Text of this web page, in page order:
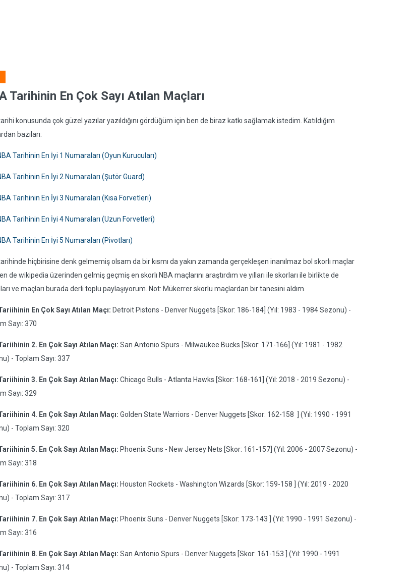
Tarihinin En Çok Sayı Atılan Maçları
konusunda çok güzel yazılar yazıldığını gördüğüm için ben de biraz katkı sağlamak istedim. Katıldığım
bazıları:
Tarihinin En İyi 1 Numaraları (Oyun Kurucuları)
Tarihinin En İyi 2 Numaraları (Şutör Guard)
Tarihinin En İyi 3 Numaraları (Kısa Forvetleri)
Tarihinin En İyi 4 Numaraları (Uzun Forvetleri)
Tarihinin En İyi 5 Numaraları (Pivotları)
hiçbirisine denk gelmemiş olsam da bir kısmı da yakın zamanda gerçekleşen inanılmaz bol skorlı maçlar
de wikipedia üzerinden gelmiş geçmiş en skorlı NBA maçlarını araştırdım ve yılları ile skorları ile birlikte de
ve maçları burada derli toplu paylaşıyorum. Not: Mükerrer skorlu maçlardan bir tanesini aldım.
En Çok Sayı Atılan Maçı: Detroit Pistons - Denver Nuggets [Skor: 186-184] (Yıl: 1983 - 1984 Sezonu) -
Sayı: 370
2. En Çok Sayı Atılan Maçı: San Antonio Spurs - Milwaukee Bucks [Skor: 171-166] (Yıl: 1981 - 1982
- Toplam Sayı: 337
3. En Çok Sayı Atılan Maçı: Chicago Bulls - Atlanta Hawks [Skor: 168-161] (Yıl: 2018 - 2019 Sezonu) -
Sayı: 329
4. En Çok Sayı Atılan Maçı: Golden State Warriors - Denver Nuggets [Skor: 162-158 ] (Yıl: 1990 - 1991
- Toplam Sayı: 320
5. En Çok Sayı Atılan Maçı: Phoenix Suns - New Jersey Nets [Skor: 161-157] (Yıl: 2006 - 2007 Sezonu) -
Sayı: 318
6. En Çok Sayı Atılan Maçı: Houston Rockets - Washington Wizards [Skor: 159-158 ] (Yıl: 2019 - 2020
- Toplam Sayı: 317
7. En Çok Sayı Atılan Maçı: Phoenix Suns - Denver Nuggets [Skor: 173-143 ] (Yıl: 1990 - 1991 Sezonu) -
Sayı: 316
8. En Çok Sayı Atılan Maçı: San Antonio Spurs - Denver Nuggets [Skor: 161-153 ] (Yıl: 1990 - 1991
- Toplam Sayı: 314